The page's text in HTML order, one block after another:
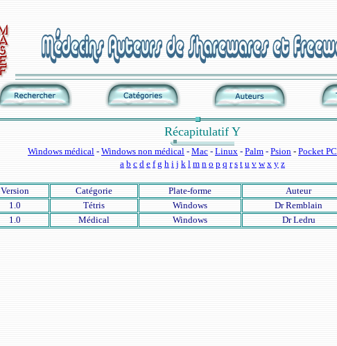
Récapitulatif Y
Windows médical - Windows non médical - Mac - Linux - Palm - Psion - Pocket PC
a b c d e f g h i j k l m n o p q r s t u v w x y z
Version Catégorie Plate-forme Auteur
1.0 Tétris Windows Dr Remblain
1.0 Médical Windows Dr Ledru